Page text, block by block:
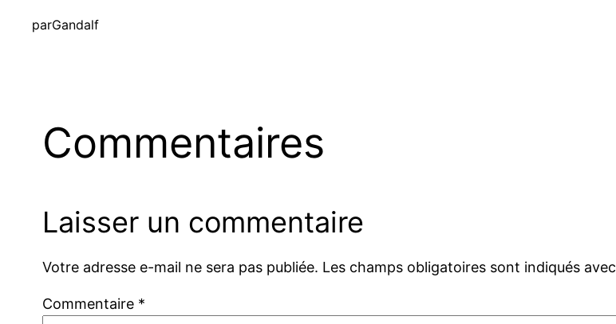
parGandalf
Commentaires
Laisser un commentaire
Votre adresse e-mail ne sera pas publiée. Les champs obligatoires sont indiqués avec
Commentaire *